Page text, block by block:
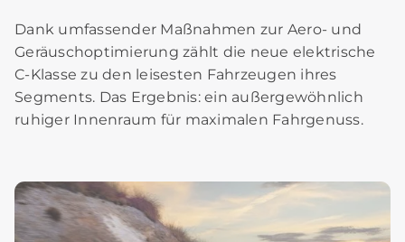
Dank umfassender Maßnahmen zur Aero‑ und
Geräuschoptimierung zählt die neue elektrische
C‑Klasse zu den leisesten Fahrzeugen ihres
Segments. Das Ergebnis: ein außergewöhnlich
ruhiger Innenraum für maximalen Fahrgenuss.